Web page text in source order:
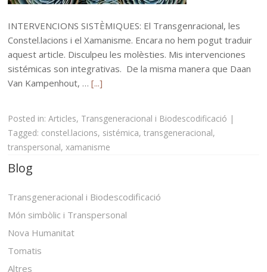
INTERVENCIONS SISTÈMIQUES: El Transgenracional, les
Constel.lacions i el Xamanisme. Encara no hem pogut traduir
aquest article. Disculpeu les molèsties. Mis intervenciones
sistémicas son integrativas. De la misma manera que Daan
Van Kampenhout, …[...]
Posted in:Articles, Transgeneracional i Biodescodificació |
Tagged: constel.lacions, sistémica,transgeneracional,
transpersonal,xamanisme
Blog
Transgeneracional i Biodescodificació
Món simbòlic i Transpersonal
Nova Humanitat
Tomatis
Altres